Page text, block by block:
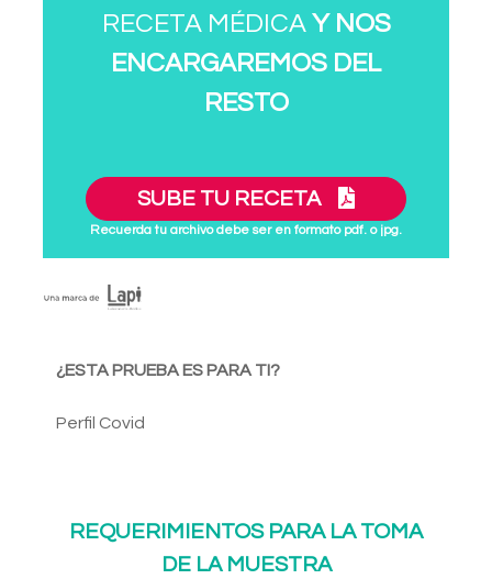
RECETA MÉDICA Y NOS
ENCARGAREMOS DEL
RESTO
SUBE TU RECETA
Recuerda tu archivo debe ser en formato pdf. o jpg.
¿ESTA PRUEBA ES PARA TI?
Perfil Covid
REQUERIMIENTOS PARA LA TOMA
DE LA MUESTRA